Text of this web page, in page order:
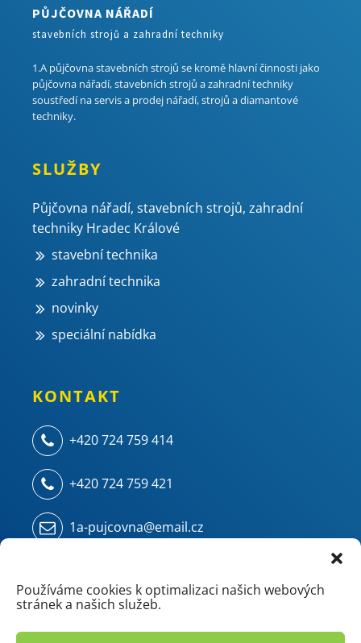
Používáme cookies k optimalizaci našich webových
stránek a našich služeb.
PŮJČOVNA NÁŘADÍ
stavebních strojů a zahradní techniky
1.A půjčovna stavebních strojů se kromě hlavní činnosti jako
půjčovna nářadí, stavebních strojů a zahradní techniky
soustředí na servis a prodej nářadí, strojů a diamantové
techniky.
SLUŽBY
Půjčovna nářadí, stavebních strojů, zahradní
techniky Hradec Králové
stavební technika
zahradní technika
novinky
speciální nabídka
KONTAKT
+420 724 759 414
+420 724 759 421
1a-pujcovna@email.cz
500 04 Hradec Králové - Kukleny
(areál ZVU - chemie/mostárna)